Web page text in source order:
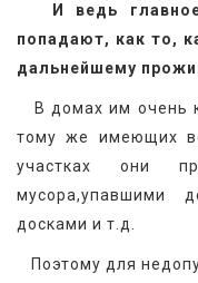
И ведь главное
попадают, как то,
дальнейшему
В домах им очень
тому же имеющих
участках они
мусора,упавшими
досками и т.д.
Поэтому для